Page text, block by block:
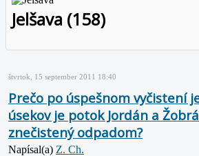
Jelšava (158)
štvrtok, 15 september 2011 18:40
Prečo po úspešnom vyčistení
úsekov je potok Jordán a
znečistený odpadom?
Napísal(a) Z. Ch.